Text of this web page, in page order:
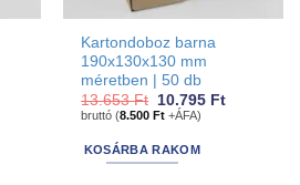
Kartondoboz barna
190x130x130 mm
méretben | 50 db
13.653Ft Original
price
13.653 Ft.
10.795 FtCurrent
bruttó (8.500Ft +ÁFA)
KOSÁRBA RAKOM